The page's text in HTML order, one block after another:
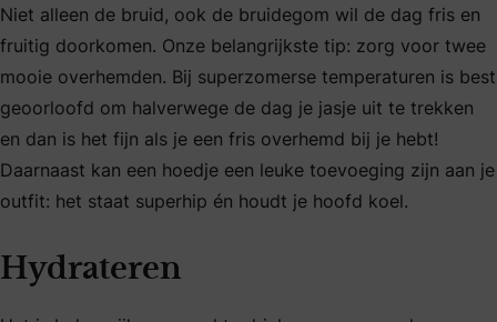
Niet alleen de bruid, ook de bruidegom wil de dag fris en
fruitig doorkomen. Onze belangrijkste tip: zorg voor twee
mooie overhemden. Bij superzomerse temperaturen is best
geoorloofd om halverwege de dag je jasje uit te trekken
en dan is het fijn als je een fris overhemd bij je hebt!
Daarnaast kan een hoedje een leuke toevoeging zijn aan je
outfit: het staat superhip én houdt je hoofd koel.
Hydrateren